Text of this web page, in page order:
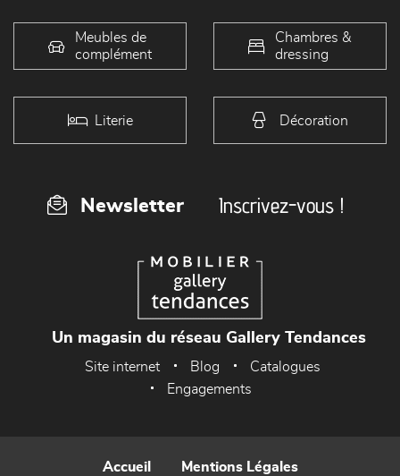
Meubles de
complément
Chambres &
dressing
Literie Décoration
Newsletter Inscrivez-vous !
Un magasin du réseau Gallery Tendances
Site internet Blog
Catalogues
Engagements
Accueil Mentions Légales